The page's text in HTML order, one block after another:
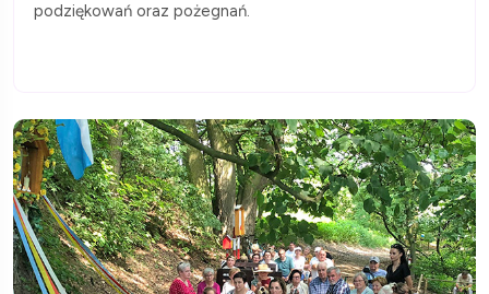
podziękowań oraz pożegnań.